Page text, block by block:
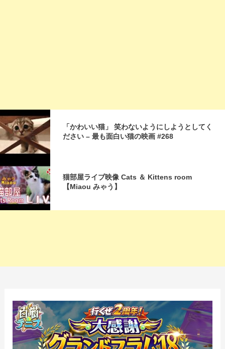
「かわいい猫」 笑わないようにしようとしてく
ださい – 最も面白い猫の映画 #268
猫部屋ライブ映像 Cats ＆ Kittens room
【Miaou みゃう】